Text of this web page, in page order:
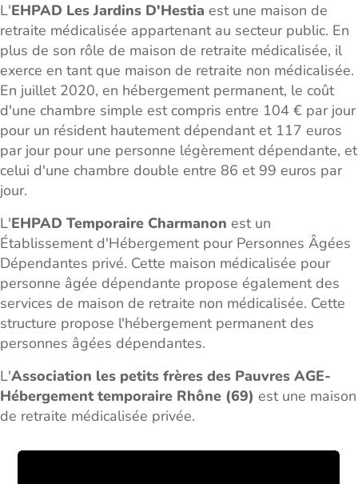
L'EHPAD Les Jardins D'Hestia est une maison de
retraite médicalisée appartenant au secteur public. En
plus de son rôle de maison de retraite médicalisée, il
exerce en tant que maison de retraite non médicalisée.
En juillet 2020, en hébergement permanent, le coût
d'une chambre simple est compris entre 104 € par jour
pour un résident hautement dépendant et 117 euros
par jour pour une personne légèrement dépendante, et
celui d'une chambre double entre 86 et 99 euros par
jour.
L'EHPAD Temporaire Charmanon est un
Établissement d'Hébergement pour Personnes Âgées
Dépendantes privé. Cette maison médicalisée pour
personne âgée dépendante propose également des
services de maison de retraite non médicalisée. Cette
structure propose l'hébergement permanent des
personnes âgées dépendantes.
L'Association les petits frères des Pauvres AGE-
Hébergement temporaire Rhône (69) est une maison
de retraite médicalisée privée.